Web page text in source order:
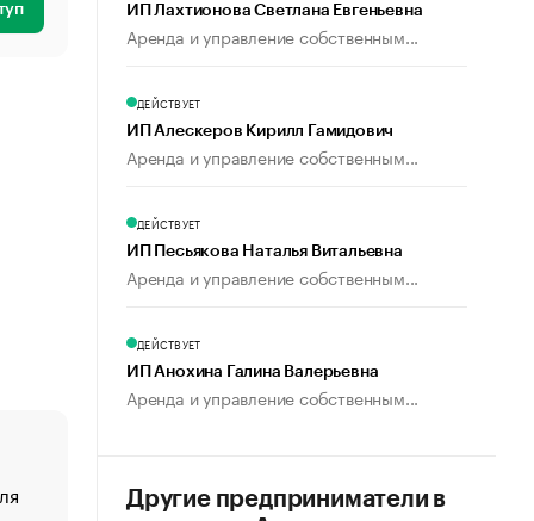
«От спорта тело стареет иначе». Как живет глава
ИП Лахтионова Светлана Евгеньевна
Аренда и управление собственным...
ДЕЙСТВУЕТ
ИП Алескеров Кирилл Гамидович
Аренда и управление собственным...
ДЕЙСТВУЕТ
ИП Песьякова Наталья Витальевна
Аренда и управление собственным...
ДЕЙСТВУЕТ
ИП Анохина Галина Валерьевна
Аренда и управление собственным...
Другие предприниматели в